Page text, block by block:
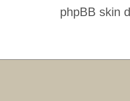
phpBB skin